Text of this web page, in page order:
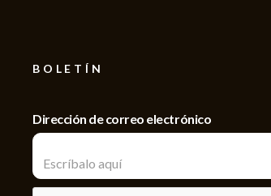
BOLETÍN
Dirección de correo electrónico